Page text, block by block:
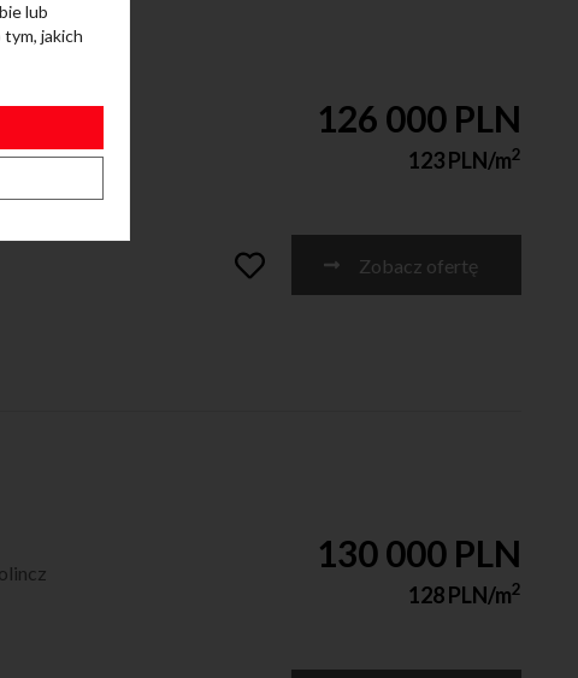
126 000 PLN
123 PLN/m2
Zobacz ofertę
130 000 PLN
128 PLN/m2
lub
tym, jakich